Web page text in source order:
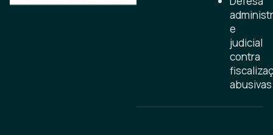
e
judicial
contra